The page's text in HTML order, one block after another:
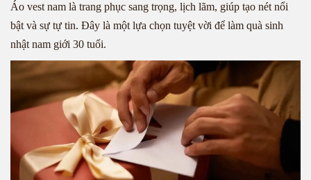
Áo vest nam là trang phục sang trọng, lịch lãm, giúp tạo nét nổi
bật và sự tự tin. Đây là một lựa chọn tuyệt vời để làm quà sinh
nhật nam giới 30 tuổi.